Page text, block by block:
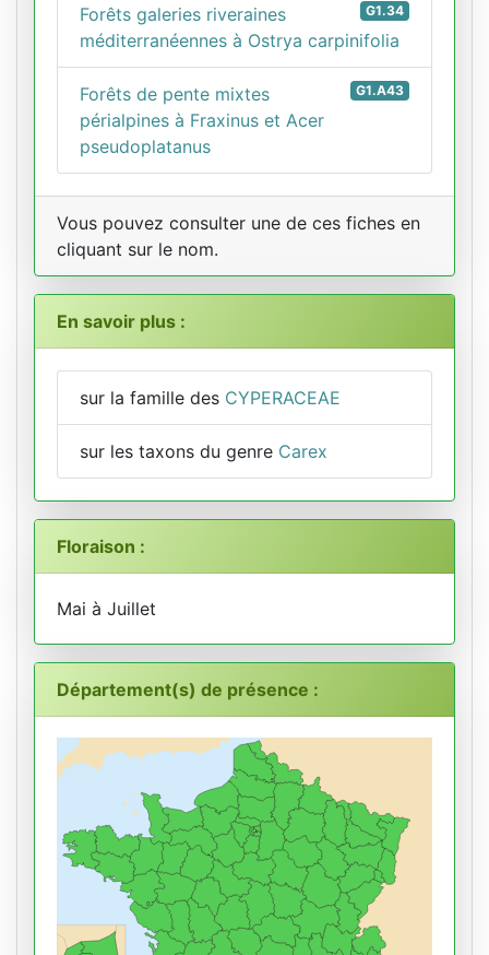
G1.34
Forêts galeries riveraines
méditerranéennes à Ostrya carpinifolia
G1.A43
Forêts de pente mixtes
périalpines à Fraxinus et Acer
pseudoplatanus
Vous pouvez consulter une de ces fiches en
cliquant sur le nom.
En savoir plus :
sur la famille des CYPERACEAE
sur les taxons du genre Carex
Floraison :
Mai à Juillet
Département(s) de présence :